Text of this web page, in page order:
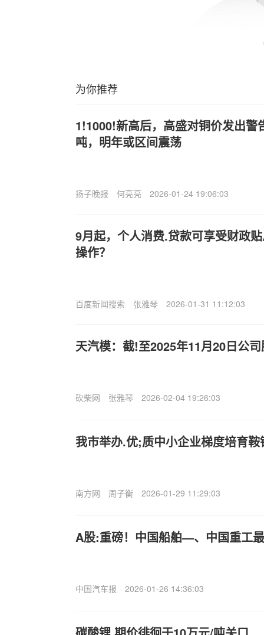
为你推荐
1!1000!新高后，高盛对铜价发出警
吨，明年或区间震荡
扬子晚报 何亮亮 2026-01-24 19:06:03
9月起，个人消费.贷款可享受财政
操作？
百度新闻搜索 张雅琴 2026-01-31 11:12:03
天汽模：截!至2025年11月20日公
砍柴网 张雅琴 2026-02-04 19:26:03
我市举办.优;质中小企业梯度培育
南方网 周子衡 2026-01-29 11:29:03
A股:重磅！中国船舶—、中国重工
中国汽车报 2026-01-26 14:36:03